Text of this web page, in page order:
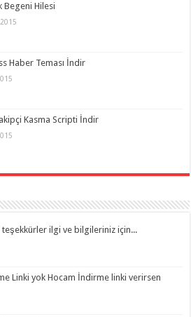
Begeni Hilesi
Haber Teması İndir
Kasma Scripti İndir
teşekkürler ilgi ve bilgileriniz için...
Linki yok Hocam İndirme linki verirsen